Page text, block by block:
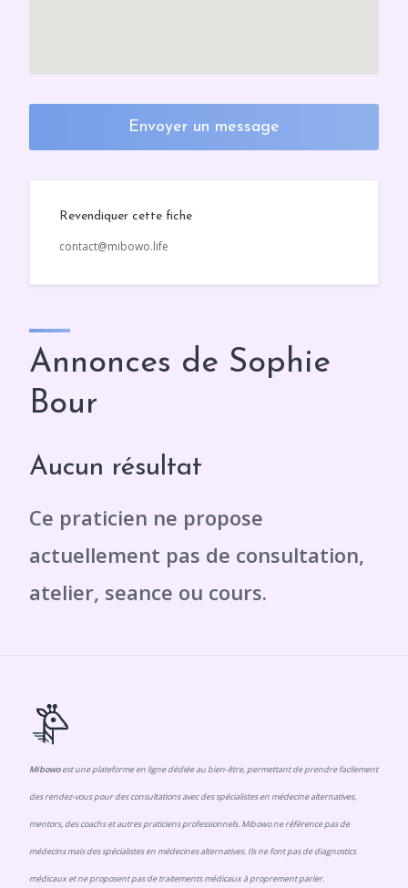
Envoyer un message
Revendiquer cette fiche
contact@mibowo.life
Annonces de Sophie
Bour
Aucun résultat
Mibowoest une plateforme en ligne dédiée au bien-être, permettant de prendre facilement
des rendez-vous pour des consultations avec des spécialistes en médecine alternatives,
mentors, des coachs et autres praticiens professionnels. Mibowo ne référence pas de
médecins mais des spécialistes en médecines alternatives. Ils ne font pas de diagnostics
médicaux et ne proposent pas de traitements médicaux à proprement parler.